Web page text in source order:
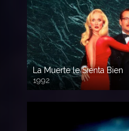
La Muerte le Sienta Bien
1992
720p HD